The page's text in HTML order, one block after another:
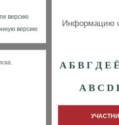
Информацию
А Б В Г Д Е
A B C D